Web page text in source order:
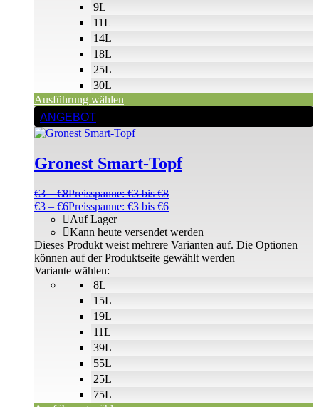
9L
11L
14L
18L
25L
30L
Ausführung wählen
ANGEBOT
Gronest Smart-Topf
€3 –€8Preisspanne: €3 bis €8
€3 – €6Preisspanne: €3 bis €6
8L
15L
19L
11L
39L
55L
25L
75L
Auf Lager
Kann heute versendet werden
Variante wählen:
Dieses Produkt weist mehrere Varianten auf. Die Optionen
können auf der Produktseite gewählt werden